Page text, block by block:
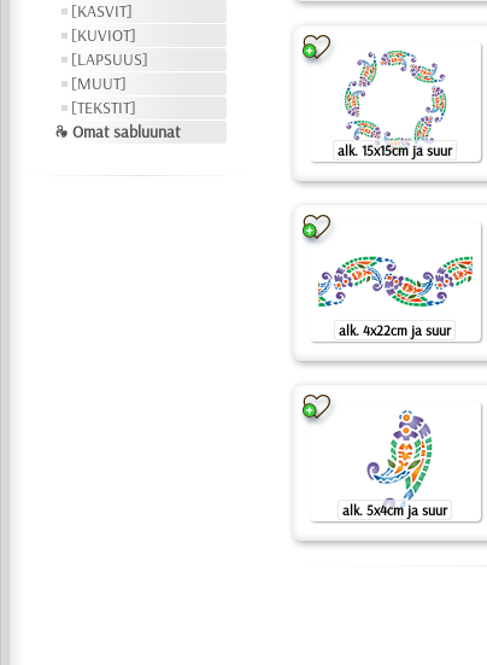
[KASVIT]
[KUVIOT]
[LAPSUUS]
[MUUT]
[TEKSTIT]
❧ Omat sabluunat
alk. 15x15cm ja suur
alk. 4x22cm ja suur
alk. 5x4cm ja suur